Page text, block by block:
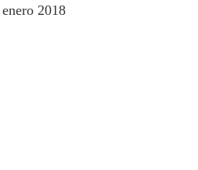
enero 2018